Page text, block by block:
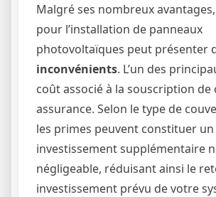
Malgré ses nombreux avantages,
pour l’installation de panneaux
photovoltaïques peut présenter
inconvénients. L’un des
coût associé à la souscription de
assurance. Selon le type de
les primes peuvent constituer un
investissement supplémentaire
négligeable, réduisant ainsi le
investissement prévu de votre